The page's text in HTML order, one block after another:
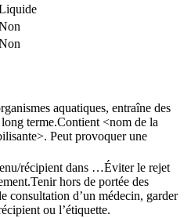
aquatiques, entraîne des
terme.Contient <nom de la
Peut provoquer une
récipient dans …Éviter le rejet
Tenir hors de portée des
consultation d’un médecin, garder
ou l’étiquette.